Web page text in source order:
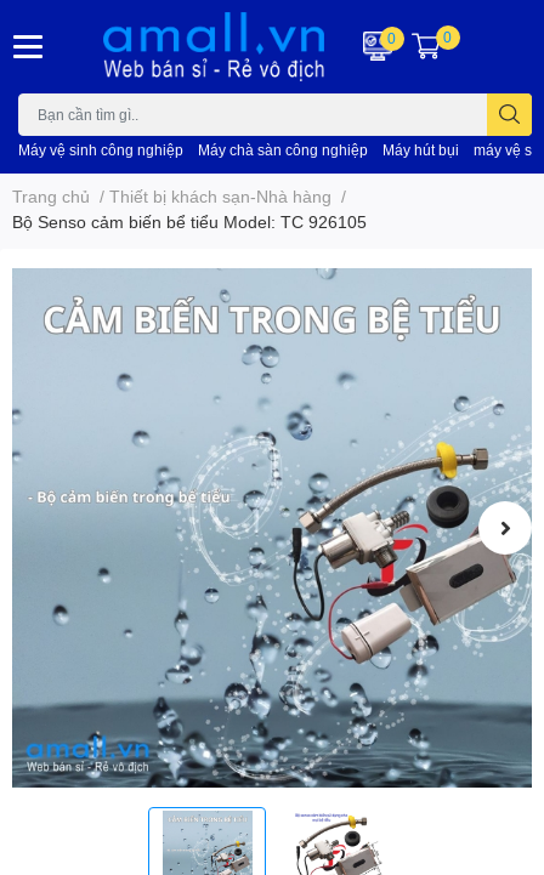
Máy vệ sinh công nghiệp Máy chà sàn công nghiệp Máy hút bụi máy vệ
0 0
Trang chủ / Thiết bị khách sạn-Nhà hàng /
Bộ Senso cảm biến bể tiểu Model: TC 926105